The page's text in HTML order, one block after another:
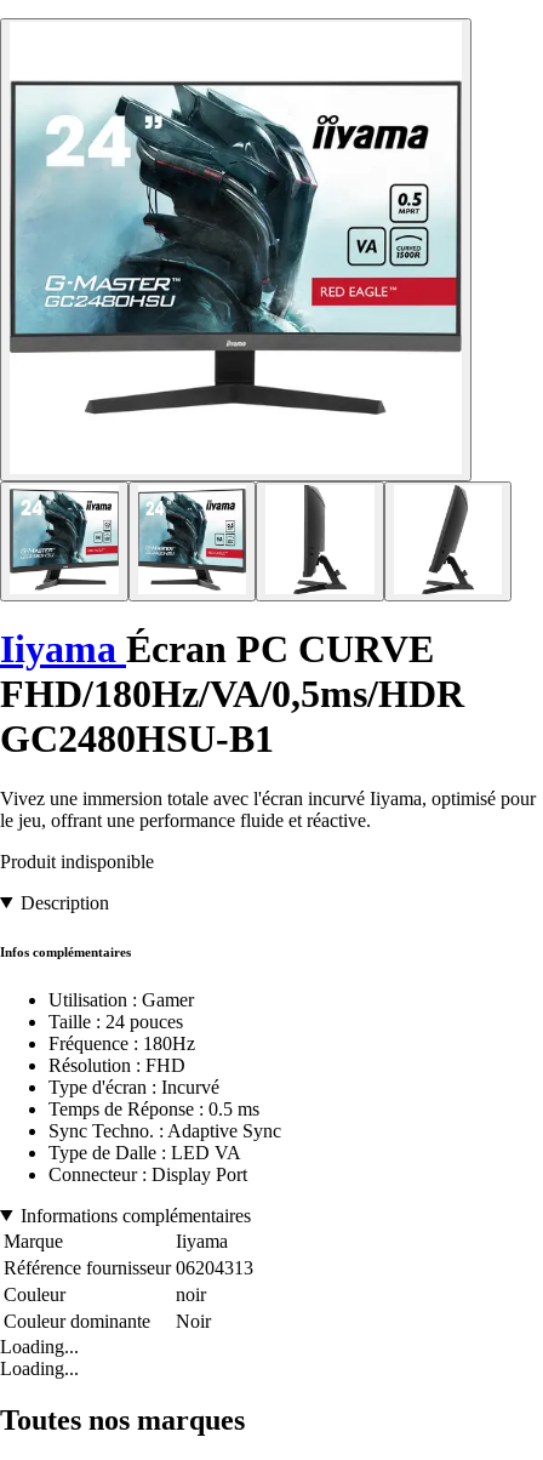
Iiyama Écran PC CURVE
FHD/180Hz/VA/0,5ms/HDR
GC2480HSU-B1
Vivez une immersion totale avec l'écran incurvé Iiyama, optimisé pour
le jeu, offrant une performance fluide et réactive.
Produit indisponible
Description
Infos complémentaires
Utilisation : Gamer
Taille : 24 pouces
Fréquence : 180Hz
Résolution : FHD
Type d'écran : Incurvé
Temps de Réponse : 0.5 ms
Sync Techno. : Adaptive Sync
Type de Dalle : LED VA
Connecteur : Display Port
Informations complémentaires
Marque
Iiyama
Référence fournisseur 06204313
Couleur
noir
Couleur dominante
Noir
Loading...
Loading...
Toutes nos marques